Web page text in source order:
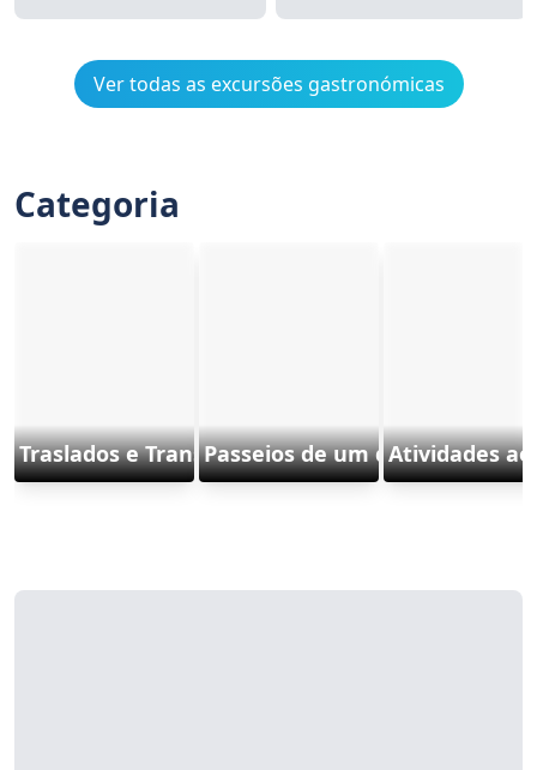
Ver todas as excursões gastronómicas
Categoria
Traslados e TransportesPasseios de um dia eAtividades